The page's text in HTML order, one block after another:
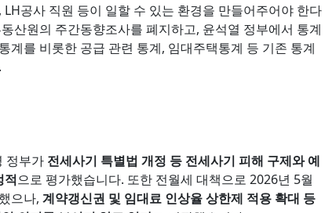
공사 직원 등이 일할 수 있는 환경을 만들어주어야 한다
산원의 주간동향조사를 폐지하고, 윤석열 정부에서 통계
계를 비롯한 공급 관련 통계, 임대주택통계 등 기존 통계
정부가 전세사기 특별법 개정 등 전세사기 피해 구제와 예
적으로 평가했습니다. 또한 전월세 대책으로 2026년 5월
으나, 계약갱신권 및 임대료 인상율 상한제 적용 확대 등